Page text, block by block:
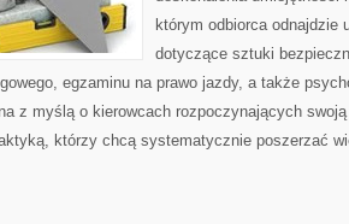
którym odbiorca odnajdzie
dotyczące sztuki
egzaminu na prawo jazdy, a także
z myślą o kierowcach rozpoczynających
którzy chcą systematycznie poszerzać